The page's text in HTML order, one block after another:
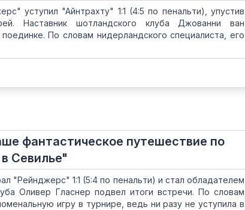
уступил "Айнтрахту" 1:1 (4:5 по пенальти), упустив
Наставник шотландского клуба Джованни ван
По словам нидерландского специалиста, его
фантастическое путешествие по
Севилье"
"Рейнджерс" 1:1 (5:4 по пенальти) и стал обладателем
Оливер Гласнер подвел итоги встречи. По словам
игру в турнире, ведь ни разу не уступила в